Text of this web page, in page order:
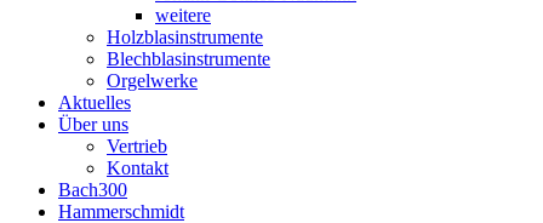
weitere
Holzblasinstrumente
Blechblasinstrumente
Orgelwerke
Aktuelles
Über uns
Vertrieb
Kontakt
Bach300
Hammerschmidt